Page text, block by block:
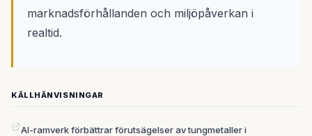
marknadsförhållanden och miljöpåverkan i
realtid.
KÄLLHÄNVISNINGAR
AI-ramverk förbättrar förutsägelser av tungmetaller i